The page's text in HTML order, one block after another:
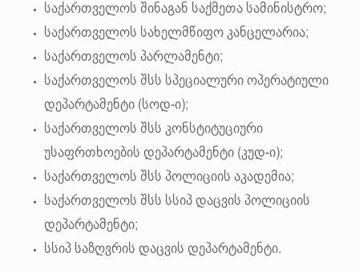
საქართველოს შინაგან საქმეთა სამინისტრო;
საქართველოს სახელმწიფო კანცელარია;
საქართველოს პარლამენტი;
საქართველოს შსს სპეციალური ოპერატიული
დეპარტამენტი (სოდ-ი);
საქართველოს შსს კონსტიტუციური
უსაფრთხოების დეპარტამენტი (კუდ-ი);
საქართველოს შსს პოლიციის აკადემია;
საქართველოს შსს სსიპ დაცვის პოლიციის
დეპარტამენტი;
სსიპ საზღვრის დაცვის დეპარტამენტი.